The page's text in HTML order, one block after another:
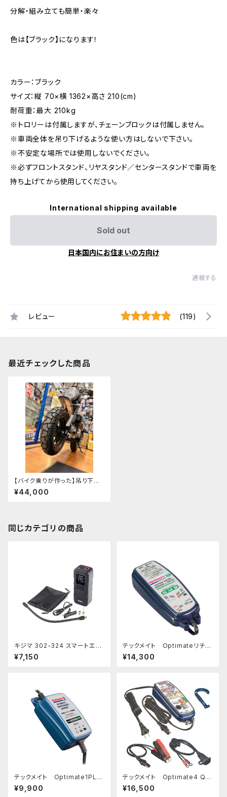
分解・組み立ても簡単・楽々
色は【ブラック】になります！
カラー：ブラック
サイズ：縦 70×横 1362×高さ 210(cm)
耐荷重：最大 210kg
※トロリーは付属しますが、チェーンブロックは付属しません。
※車両全体を吊り下げるような使い方はしないで下さい。
※不安定な場所では使用しないでください。
※必ずフロントスタンド、リヤスタンド／センタースタンドで車両を
持ち上げてから使用してください。
International shipping available
Sold out
日本国内にお住まいの方向け
通報する
レビュー (119)
最近チェックした商品
【バイク乗りが作った】吊り下げ
フレームスタンド
¥44,000
同じカテゴリの商品
キジマ 302-324 スマートエア
ポンプ JP03
¥7,150
テックメイト Optimateリチウ
ム 0.8A バッテリーメンテナー
¥14,300
テックメイト Optimate1PLU
S バッテリーメンテナー
¥9,900
テックメイト Optimate4 Qu
ad バッテリーメンテナー
¥16,500